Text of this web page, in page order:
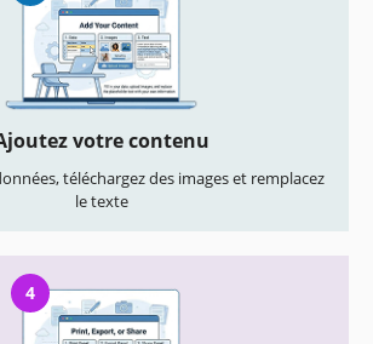
votre contenu
téléchargez des images et remplacez
le texte
4